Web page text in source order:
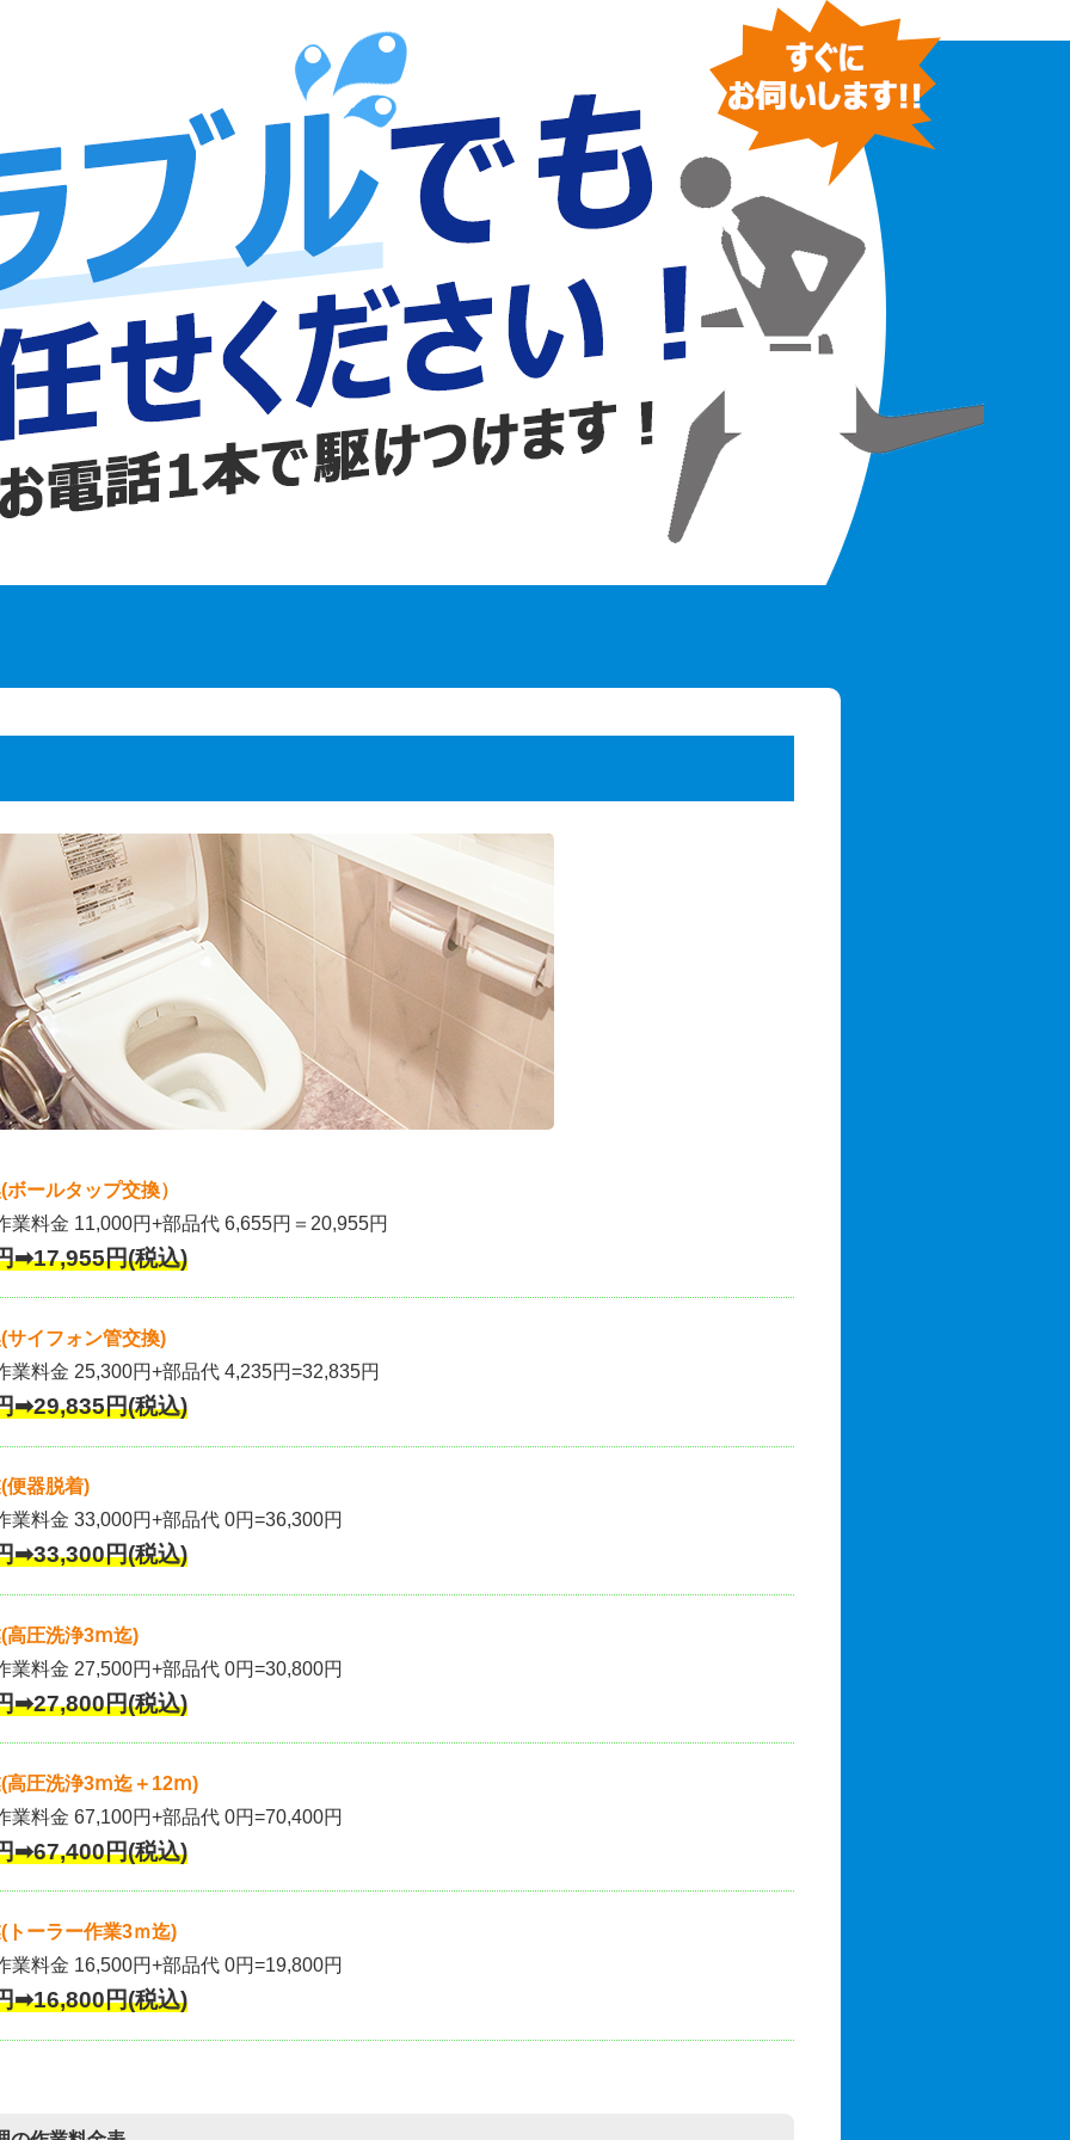
ールタップ交換）
業料金 11,000円+部品代 6,655円＝20,955円
➡17,955円(税込)
サイフォン管交換)
業料金 25,300円+部品代 4,235円=32,835円
➡29,835円(税込)
便器脱着)
業料金 33,000円+部品代 0円=36,300円
➡33,300円(税込)
高圧洗浄3ⅿ迄)
業料金 27,500円+部品代 0円=30,800円
➡27,800円(税込)
(高圧洗浄3ⅿ迄＋12ⅿ)
業料金 67,100円+部品代 0円=70,400円
➡67,400円(税込)
トーラー作業3ｍ迄)
業料金 16,500円+部品代 0円=19,800円
➡16,800円(税込)